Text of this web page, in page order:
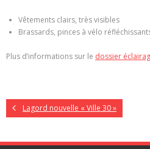
Vêtements clairs, très visibles
Brassards, pinces à vélo
Plus d’informations sur le dossier
Lagord nouvelle « Ville 30 »